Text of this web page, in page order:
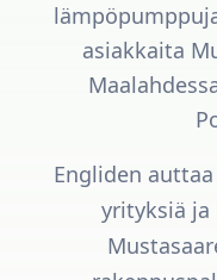
asiakkaita
Engliden
yrityksiä ja